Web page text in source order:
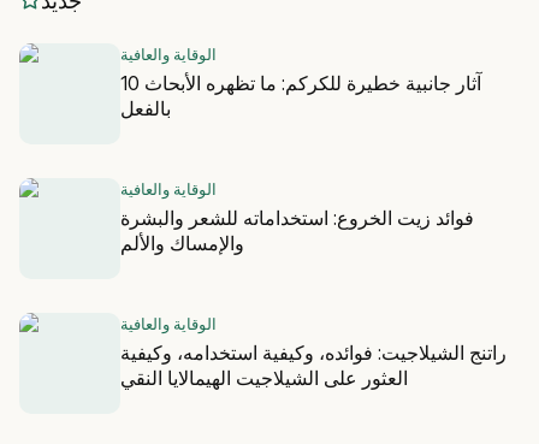
الوقاية والعافية
10 آثار جانبية خطيرة للكركم: ما تظهره الأبحاث
بالفعل
الوقاية والعافية
فوائد زيت الخروع: استخداماته للشعر والبشرة
والإمساك والألم
الوقاية والعافية
راتنج الشيلاجيت: فوائده، وكيفية استخدامه، وكيفية
العثور على الشيلاجيت الهيمالايا النقي